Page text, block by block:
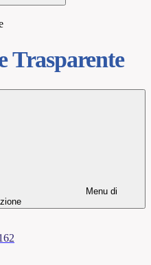
Trasparente
Menu di